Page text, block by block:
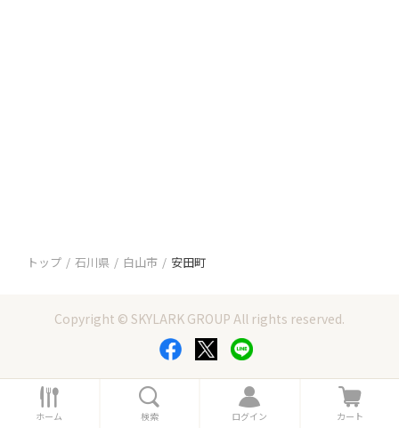
トップ 石川県 白山市 安田町
Copyright © SKYLARK GROUP All rights reserved.
ホ
ー
ホーム 索
検索
ロ
グ
ログイン
カ
ー
カート